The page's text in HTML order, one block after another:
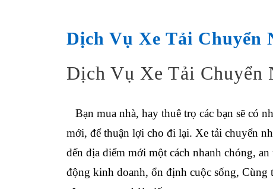
Dịch Vụ Xe Tải Chuyển
Dịch Vụ Xe Tải Chuyển
Bạn mua nhà, hay thuê trọ các bạn sẽ có
mới, để thuận lợi cho đi lại. Xe tải chuyển
đến địa điểm mới một cách nhanh chóng,
động kinh doanh, ổn định cuộc sống,